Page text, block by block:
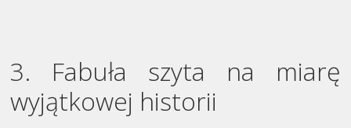
3. Fabuła szyta na miarę
wyjątkowej historii